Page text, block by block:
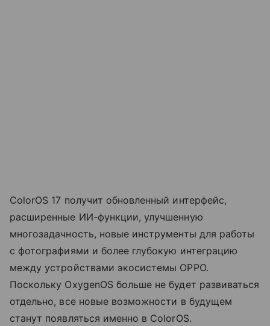
ColorOS 17 получит обновленный интерфейс,
расширенные ИИ-функции, улучшенную
многозадачность, новые инструменты для работы
с фотографиями и более глубокую интеграцию
между устройствами экосистемы OPPO.
Поскольку OxygenOS больше не будет развиваться
отдельно, все новые возможности в будущем
станут появляться именно в ColorOS.